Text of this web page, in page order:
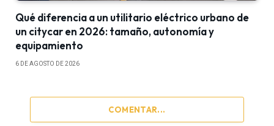
Qué diferencia a un utilitario eléctrico urbano de
un citycar en 2026: tamaño, autonomía y
equipamiento
6 DE AGOSTO DE 2026
COMENTAR...